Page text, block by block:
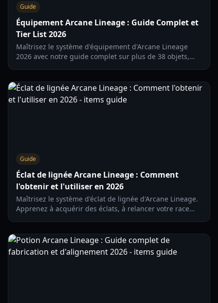
Guide
Équipement Arcane Lineage : Guide Complet et
Tier List 2026
Maîtrisez le système d'équipement d'Arcane Lineage
2026 avec notre guide complet sur plus de 38 objets,
Guide
Éclat de lignée Arcane Lineage : Comment
l'obtenir et l'utiliser en 2026
Maîtrisez le système d'éclat de lignée d'Arcane Lineage.
Apprenez à acquérir des éclats, à relancer votre race